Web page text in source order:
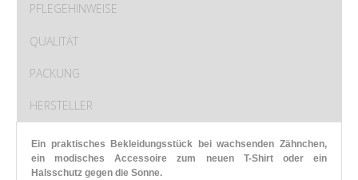
PFLEGEHINWEISE
QUALITÄT
PACKUNG
HERSTELLER
Ein praktisches Bekleidungsstück bei wachsenden Zähnchen,
ein modisches Accessoire zum neuen T-Shirt oder ein
Halsschutz gegen die Sonne.